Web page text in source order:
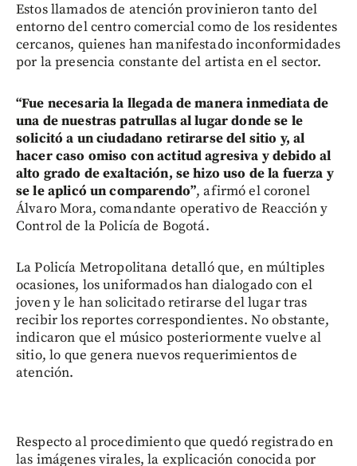
Estos llamados de atención provinieron tanto del
entorno del centro comercial como de los residentes
cercanos, quienes han manifestado inconformidades
por la presencia constante del artista en el sector.
“Fue necesaria la llegada de manera inmediata de
una de nuestras patrullas al lugar donde se le
solicitó a un ciudadano retirarse del sitio y, al
hacer caso omiso con actitud agresiva y debido al
alto grado de exaltación, se hizo uso de la fuerza y
se le aplicó un comparendo”, afirmó el coronel
Álvaro Mora, comandante operativo de Reacción y
Control de la Policía de Bogotá.
La Policía Metropolitana detalló que, en múltiples
ocasiones, los uniformados han dialogado con el
joven y le han solicitado retirarse del lugar tras
recibir los reportes correspondientes. No obstante,
indicaron que el músico posteriormente vuelve al
sitio, lo que genera nuevos requerimientos de
atención.
Respecto al procedimiento que quedó registrado en
las imágenes virales, la explicación conocida por